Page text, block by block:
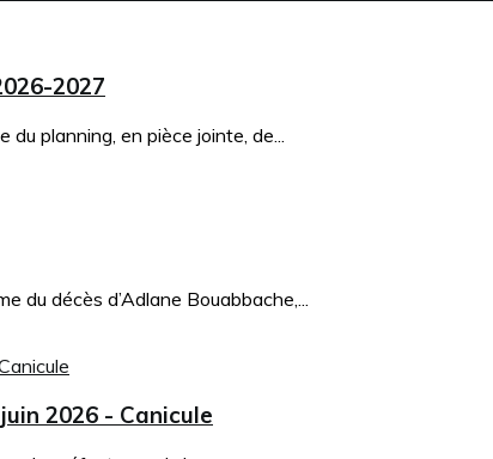
2027
planning, en pièce jointe, de...
du décès d’Adlane Bouabbache,...
2026 - Canicule